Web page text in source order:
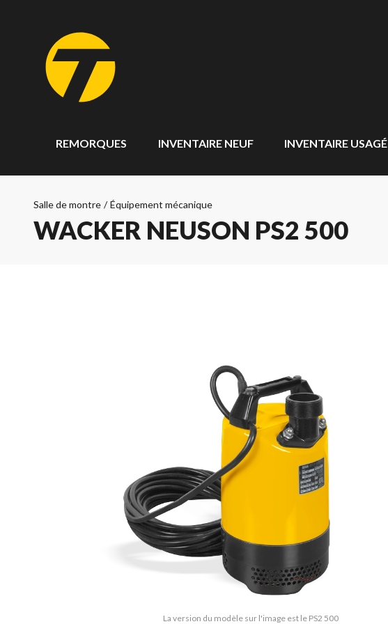
REMORQUES INVENTAIRE NEUF INVENTAIRE USAGÉ
Salle de montre / Équipement mécanique
WACKER NEUSON PS2 500
La version du modèle sur l'image est le PS2 500